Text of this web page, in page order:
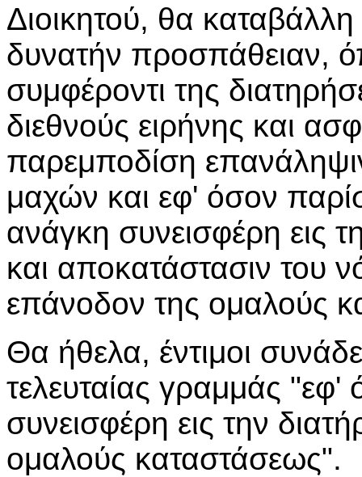
Διοικητού, θα
δυνατήν προσπάθειαν,
συμφέροντι της
διεθνούς ειρήνης και
παρεμποδίση
μαχών και εφ' όσον
ανάγκη συνεισφέρη εις
και αποκατάστασιν του
επάνοδον της ομαλούς
Θα ήθελα, έντιμοι
τελευταίας γραμμάς "εφ'
συνεισφέρη εις την
ομαλούς καταστάσεως".